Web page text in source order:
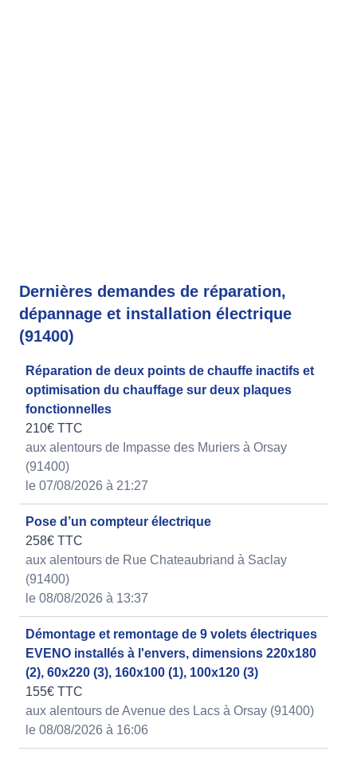
Dernières demandes de réparation,
dépannage et installation électrique
(91400)
Réparation de deux points de chauffe inactifs et
optimisation du chauffage sur deux plaques
fonctionnelles
210€ TTC
aux alentours de Impasse des Muriers à Orsay
(91400)
le 07/08/2026 à 21:27
Pose d’un compteur électrique
258€ TTC
aux alentours de Rue Chateaubriand à Saclay
(91400)
le 08/08/2026 à 13:37
Démontage et remontage de 9 volets électriques
EVENO installés à l'envers, dimensions 220x180
(2), 60x220 (3), 160x100 (1), 100x120 (3)
155€ TTC
aux alentours de Avenue des Lacs à Orsay (91400)
le 08/08/2026 à 16:06